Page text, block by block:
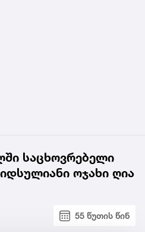
საცხოვრებელი
ოჯახი ღია
55 წუთის წინ